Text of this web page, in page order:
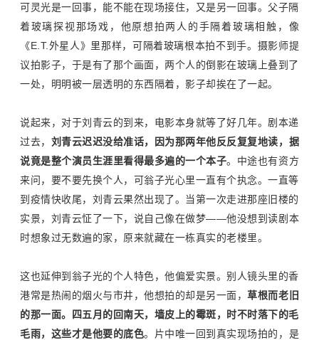
可灵光是一回事，能不能在现场接住，又是另一回事。父子隔
着玻璃探视那场戏，他原想拍两人的手隔着玻璃相触，像
《E.T.外星人》里那样，可隔着玻璃根本拍不到手。摄影师提
议拍影子，于是有了那个画面，两个人的倒影在玻璃上叠到了
一处，明明被一层透明的东西隔着，影子却挨在了一起。
说起来，对于刘青云的到来，电影本身就等了好几年。剧本递
过去， 刘青云迟迟没给准话，因为那两年他反反复复地读，据
说竟是整个演员生涯里看得最多遍的一个本子。中途也有资方
来问，要不要先换个人，可翁子光心里一直有个执念。一直等
到疫情快收尾，刘青云果然出现了。当第一次走进那座旧楼的
实景，刘青云怔了一下，说自己像在做梦——他没想到读剧本
时想象过无数遍的家，原来就藏在一栋真实的老楼里。
这也延伸到翁子光的个人特色，他偏爱实景。别人镜头里的香
港常是热闹的烟火与市井，他想拍的却是另一面，草根而老旧
的那一面。四五月的回南天，墙皮上的霉斑，时不时落下的毛
毛雨，这些才是他要的底色。片中唯一回到真实现场拍的，是